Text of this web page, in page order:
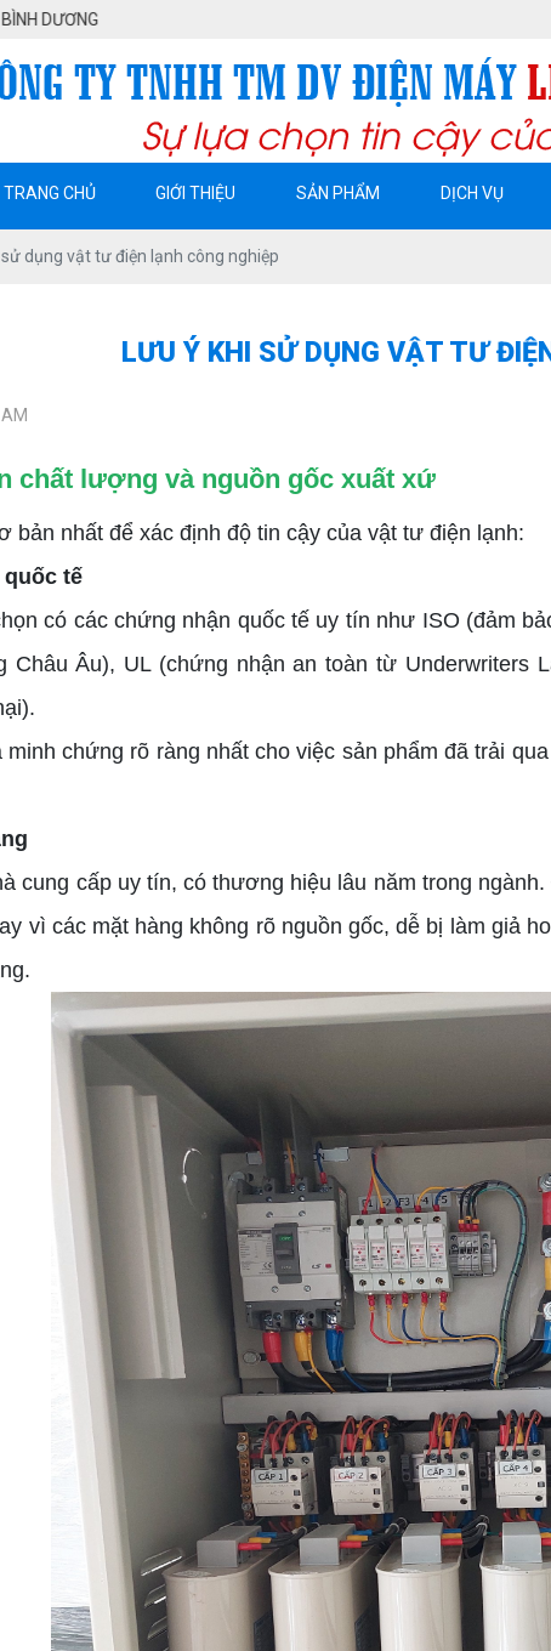
TRANG CHỦ GIỚI THIỆU SẢN PHẨM DỊCH VỤ
sử dụng vật tư điện lạnh công nghiệp
LƯU Ý KHI SỬ DỤNG VẬT TƯ
chất lượng và nguồn gốc xuất xứ
bản nhất để xác định độ tin cậy của vật tư điện lạnh:
tế
có các chứng nhận quốc tế uy tín như ISO (đảm
Âu), UL (chứng nhận an toàn từ Underwriters
chứng rõ ràng nhất cho việc sản phẩm đã trải
cung cấp uy tín, có thương hiệu lâu năm trong
vì các mặt hàng không rõ nguồn gốc, dễ bị làm giả